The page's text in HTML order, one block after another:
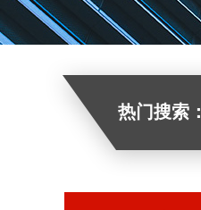
热门搜索：